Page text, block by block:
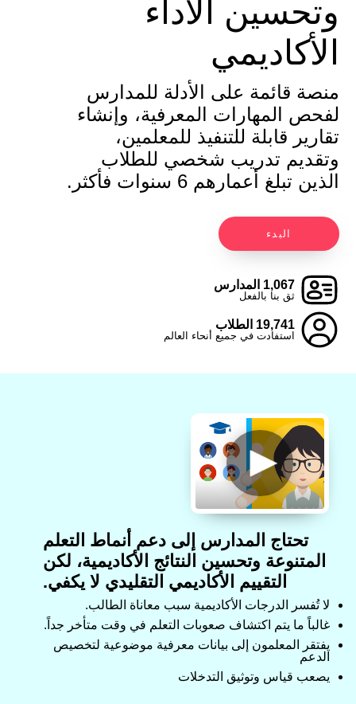
وتحسين الأداء
الأكاديمي
منصة قائمة على الأدلة للمدارس
لفحص المهارات المعرفية، وإنشاء
تقارير قابلة للتنفيذ للمعلمين،
وتقديم تدريب شخصي للطلاب
الذين تبلغ أعمارهم 6 سنوات فأكثر.
البدء
1,067 المدارس
ثق بنا بالفعل
19,741 الطلاب
استفادت في جميع أنحاء العالم
تحتاج المدارس إلى دعم أنماط التعلم
المتنوعة وتحسين النتائج الأكاديمية، لكن
التقييم الأكاديمي التقليدي لا يكفي.
لا تُفسر الدرجات الأكاديمية سبب معاناة الطالب.
غالباً ما يتم اكتشاف صعوبات التعلم في وقت متأخر جداً.
يفتقر المعلمون إلى بيانات معرفية موضوعية لتخصيص
الدعم
يصعب قياس وتوثيق التدخلات